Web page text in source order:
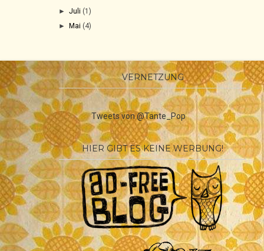
►Juli (1)
►Mai (4)
VERNETZUNG
Tweets von @Tante_Pop
HIER GIBT ES KEINE WERBUNG!